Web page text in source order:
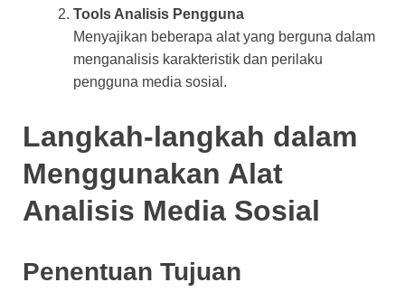
Tools Analisis Pengguna
Menyajikan beberapa alat yang berguna dalam
menganalisis karakteristik dan perilaku
pengguna media sosial.
Langkah-langkah dalam
Menggunakan Alat
Analisis Media Sosial
Penentuan Tujuan